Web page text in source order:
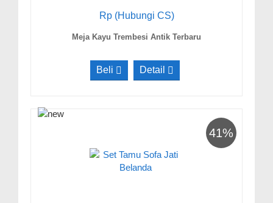
Rp (Hubungi CS)
Meja Kayu Trembesi Antik Terbaru
Beli Detail
41%